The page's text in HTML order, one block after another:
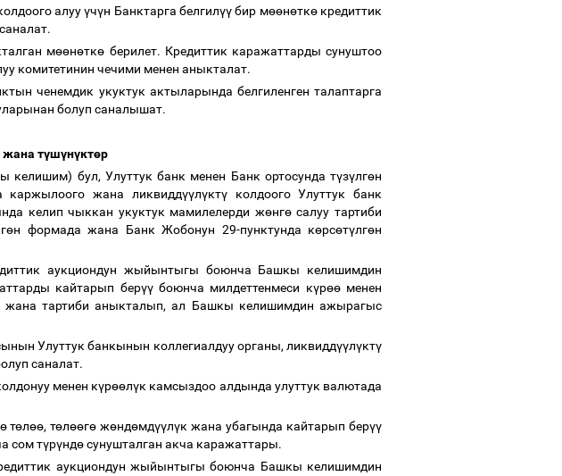
алууүчүн Банктарга белгилүүбир мөөнөткөкредиттик
мөөнөткө берилет. Кредиттик каражаттарды сунуштоо
комитетинин чечими менен аныкталат.
ченемдик укуктук актыларында белгиленген талаптарга
болуп саналышат.
жана түшүнүктөр
бул, Улуттук банк менен Банк ортосунда түзүлгөн
каржылоого жана ликвиддүүлүктүколдоого Улуттук банк
келип чыккан укуктук мамилелерди жөнгөсалуу тартиби
өн формада жана Банк Жобонун 29-пунктунда көрсөтүлгөн
аукциондун жыйынтыгы боюнча Башкы келишимдин
кайтарып берүүбоюнча милдеттенмеси күрөөменен
жана тартиби аныкталып, ал Башкы келишимдин ажырагыс
Улуттук банкынын коллегиалдуу органы, ликвиддүүлүктү
саналат.
менен күрөөлүк камсыздоо алдында улуттук валютада
өтөлөө, төлөөгө жөндөмдүүлүк жана убагында кайтарып берүү
сом түрүндөсунушталган акча каражаттары.
аукциондун жыйынтыгы боюнча Башкы келишимдин